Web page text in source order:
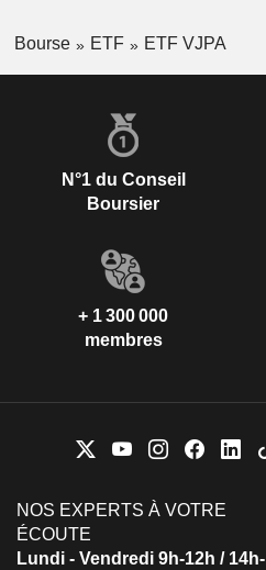
Bourse ETF ETF VJPA
N°1 du Conseil
Boursier
+ 1 300 000
membres
NOS EXPERTS À VOTRE
ÉCOUTE
Lundi - Vendredi 9h-12h / 14h-